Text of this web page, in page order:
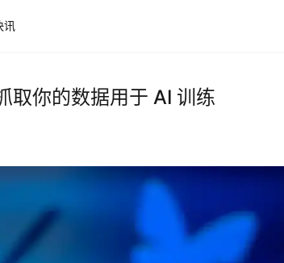
讯
取你的数据用于 AI 训练